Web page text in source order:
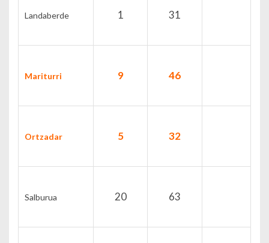
Landaberde 1 31
Mariturri 9 46
Ortzadar 5 32
Salburua 20 63